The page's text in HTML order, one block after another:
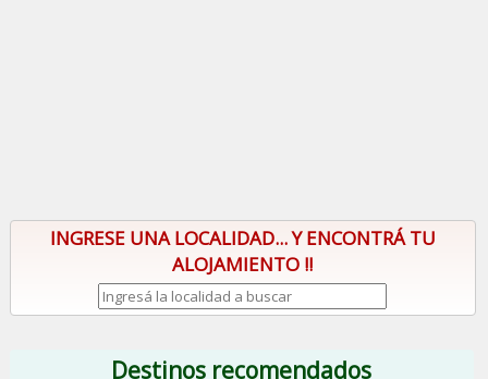
INGRESE UNA LOCALIDAD... Y ENCONTRÁ TU
ALOJAMIENTO !!
Destinos recomendados